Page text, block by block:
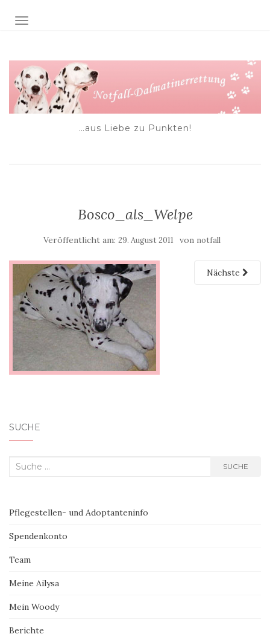
NAVIGATION EIN-/AUSSCHALTEN
…aus Liebe zu Punkten!
Bosco_als_Welpe
Veröffentlicht am: 29. August 2011 von notfall
Nächste
SUCHE
Suche nach: SUCHE
Pflegestellen- und Adoptanteninfo
Spendenkonto
Team
Meine Ailysa
Mein Woody
Berichte